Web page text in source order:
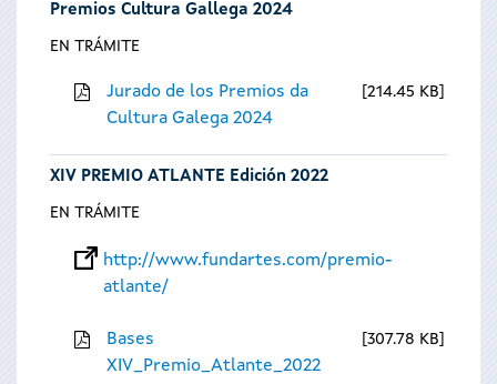
Premios Cultura Gallega 2024
EN TRÁMITE
Jurado de los Premios da
Cultura Galega 2024
214.45 KB
XIV PREMIO ATLANTE Edición 2022
EN TRÁMITE
http://www.fundartes.com/premio-
atlante/
Bases
XIV_Premio_Atlante_2022
307.78 KB